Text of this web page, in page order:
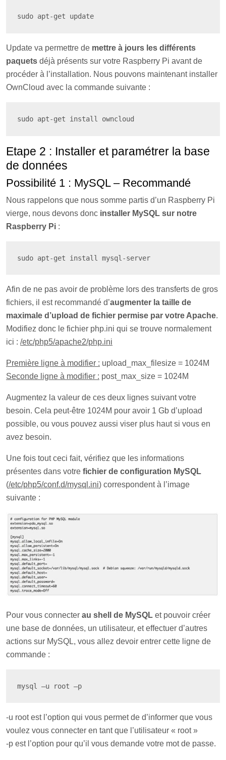
sudo apt-get update
Update va permettre de mettre à jours les différents
paquets déjà présents sur votre Raspberry Pi avant de
procéder à l’installation. Nous pouvons maintenant installer
OwnCloud avec la commande suivante :
sudo apt-get install owncloud
Etape 2 : Installer et paramétrer la base
de données
Possibilité 1 : MySQL – Recommandé
Nous rappelons que nous somme partis d’un Raspberry Pi
vierge, nous devons donc installer MySQL sur notre
Raspberry Pi :
sudo apt-get install mysql-server
Afin de ne pas avoir de problème lors des transferts de gros
fichiers, il est recommandé d’augmenter la taille de
maximale d’upload de fichier permise par votre Apache.
Modifiez donc le fichier php.ini qui se trouve normalement
ici : /etc/php5/apache2/php.ini
Première ligne à modifier : upload_max_filesize = 1024M
Seconde ligne à modifier : post_max_size = 1024M
Augmentez la valeur de ces deux lignes suivant votre
besoin. Cela peut-être 1024M pour avoir 1 Gb d’upload
possible, ou vous pouvez aussi viser plus haut si vous en
avez besoin.
Une fois tout ceci fait, vérifiez que les informations
présentes dans votre fichier de configuration MySQL
(/etc/php5/conf.d/mysql.ini) correspondent à l’image
suivante :
Pour vous connecter au shell de MySQL et pouvoir créer
une base de données, un utilisateur, et effectuer d’autres
actions sur MySQL, vous allez devoir entrer cette ligne de
commande :
mysql –u root –p
-u root est l’option qui vous permet de d’informer que vous
voulez vous connecter en tant que l’utilisateur « root »
-p est l’option pour qu’il vous demande votre mot de passe.